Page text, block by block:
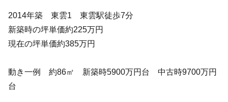
2014年築 東雲1 東雲駅徒歩7分
新築時の坪単価約225万円
現在の坪単価約385万円
動き一例 約86㎡ 新築時5900万円台 中古時9700万円
台